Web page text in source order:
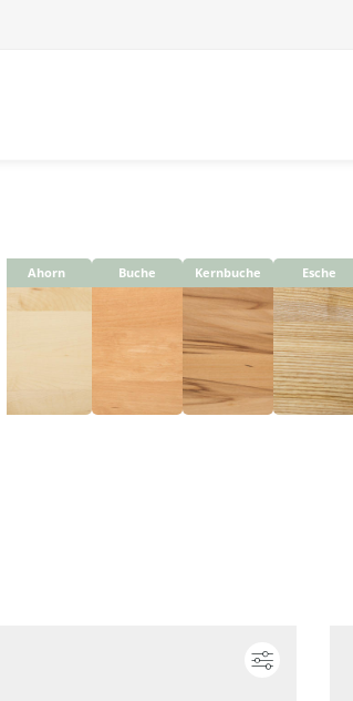
Ahorn Buche Kernbuche Esche